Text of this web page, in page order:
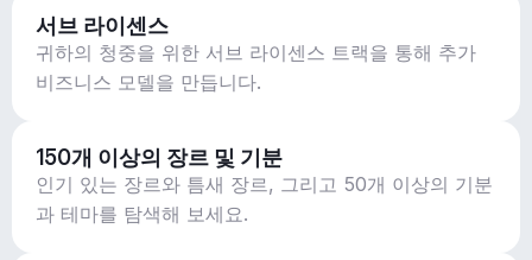
서브 라이센스
귀하의 청중을 위한 서브 라이센스 트랙을 통해 추가
비즈니스 모델을 만듭니다.
150개 이상의 장르 및 기분
인기 있는 장르와 틈새 장르, 그리고 50개 이상의 기분
과 테마를 탐색해 보세요.